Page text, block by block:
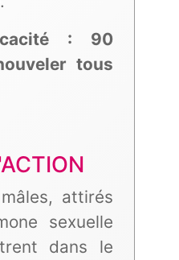
: 90
tous
attirés
sexuelle
dans le